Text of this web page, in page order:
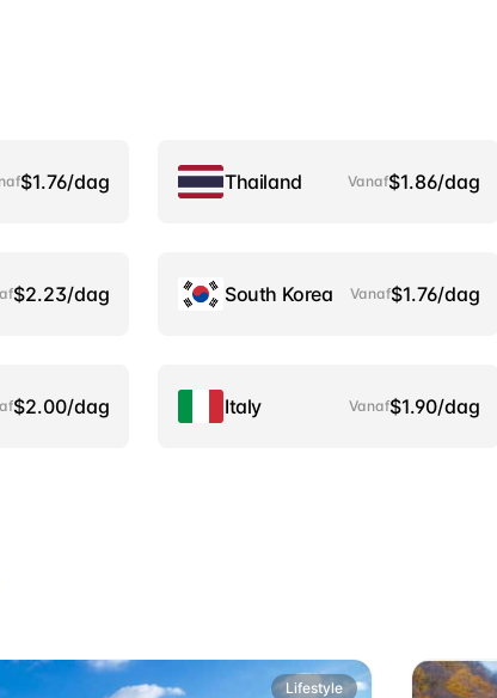
$1.76/dag Thailand Vanaf$1.86/dag
$2.23/dag South Korea Vanaf$1.76/dag
$2.00/dag Italy Vanaf$1.90/dag
Lifestyle